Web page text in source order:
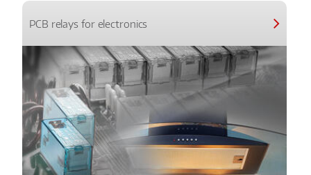
PCB relays for electronics